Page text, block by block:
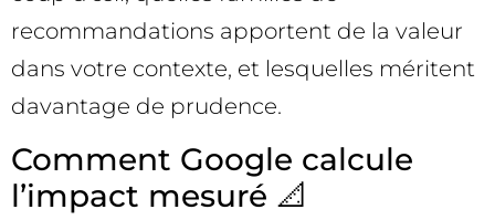
recommandations apportent de la valeur
dans votre contexte, et lesquelles méritent
davantage de prudence.
Comment Google calcule
l’impact mesuré 📐